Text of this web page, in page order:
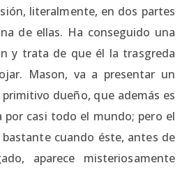
literalmente, en dos partes
de ellas. Ha conseguido una
y trata de que él la trasgreda
Mason, va a presentar un
dueño, que además es
por casi todo el mundo; pero el
cuando éste, antes de
aparece misteriosamente